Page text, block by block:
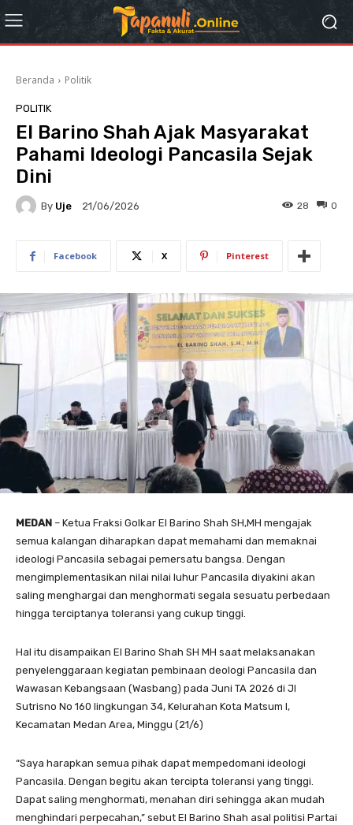
Beranda Politik
POLITIK
El Barino Shah Ajak Masyarakat
Pahami Ideologi Pancasila Sejak
Dini
By Uje 21/06/2026 0
28
Facebook X Pinterest
MEDAN – Ketua Fraksi Golkar El Barino Shah SH,MH mengajak
semua kalangan diharapkan dapat memahami dan memaknai
ideologi Pancasila sebagai pemersatu bangsa. Dengan
mengimplementasikan nilai nilai luhur Pancasila diyakini akan
saling menghargai dan menghormati segala sesuatu perbedaan
hingga terciptanya toleransi yang cukup tinggi.
Hal itu disampaikan El Barino Shah SH MH saat melaksanakan
penyelenggaraan kegiatan pembinaan deologi Pancasila dan
Wawasan Kebangsaan (Wasbang) pada Juni TA 2026 di Jl
Sutrisno No 160 lingkungan 34, Kelurahan Kota Matsum I,
Kecamatan Medan Area, Minggu (21/6)
“Saya harapkan semua pihak dapat mempedomani ideologi
Pancasila. Dengan begitu akan tercipta toleransi yang tinggi.
Dapat saling menghormati, menahan diri sehingga akan mudah
menghindari perpecahan,” sebut El Barino Shah asal politisi Partai